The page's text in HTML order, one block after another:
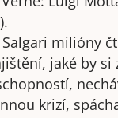
milióny
jaké by si
krizí,